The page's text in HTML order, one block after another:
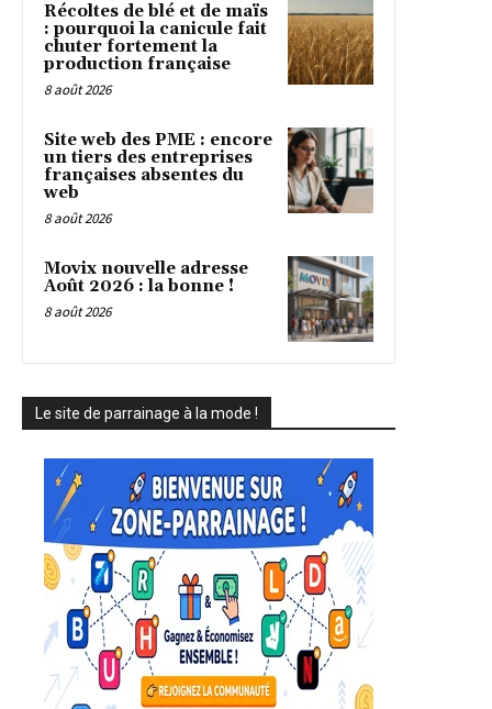
Récoltes de blé et de maïs
: pourquoi la canicule fait
chuter fortement la
production française
8 août 2026
Site web des PME : encore
un tiers des entreprises
françaises absentes du
web
8 août 2026
Movix nouvelle adresse
Août 2026 : la bonne !
8 août 2026
Le site de parrainage à la mode !